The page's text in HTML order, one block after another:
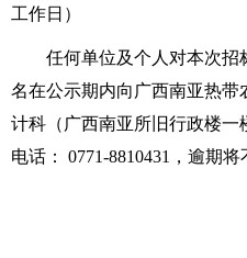
工作日）
任何单位及个人对本次招
名在公示期内向广西南亚热
计科（广西南亚所旧行政楼一
电话： 0771-8810431，逾期将